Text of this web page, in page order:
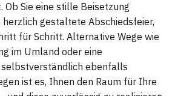
Ob Sie eine stille Beisetzung
herzlich gestaltete Abschiedsfeier,
für Schritt. Alternative Wege wie
im Umland oder eine
ebenfalls
ist es, Ihnen den Raum für Ihre